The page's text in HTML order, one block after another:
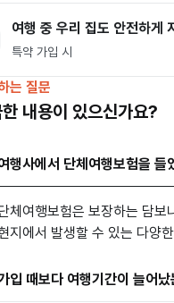
여행 중 우리 집도 안전하게
특약 가입 시
는 질문
내용이 있으신가요?
행사에서 단체여행보험을
체여행보험은 보장하는 담
지에서 발생할 수 있는 다양
입 때보다 여행기간이 늘어